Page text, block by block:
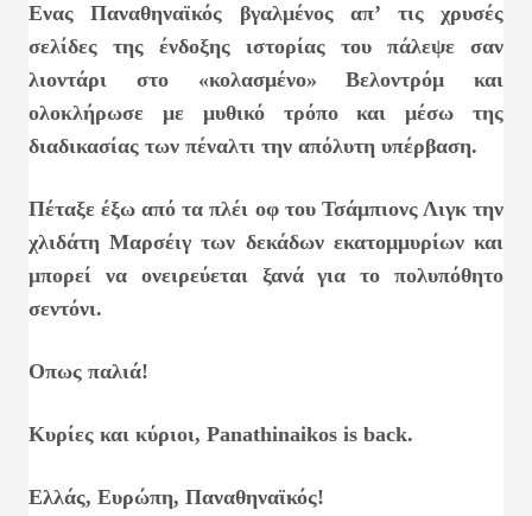
Ενας Παναθηναϊκός βγαλμένος απ’ τις χρυσές
σελίδες της ένδοξης ιστορίας του πάλεψε σαν
λιοντάρι στο «κολασμένο» Βελοντρόμ και
ολοκλήρωσε με μυθικό τρόπο και μέσω της
διαδικασίας των πέναλτι την απόλυτη υπέρβαση.
Πέταξε έξω από τα πλέι οφ του Τσάμπιονς Λιγκ την
χλιδάτη Μαρσέιγ των δεκάδων εκατομμυρίων και
μπορεί να ονειρεύεται ξανά για το πολυπόθητο
σεντόνι.
Οπως παλιά!
Κυρίες και κύριοι, Panathinaikos is back.
Ελλάς, Ευρώπη, Παναθηναϊκός!